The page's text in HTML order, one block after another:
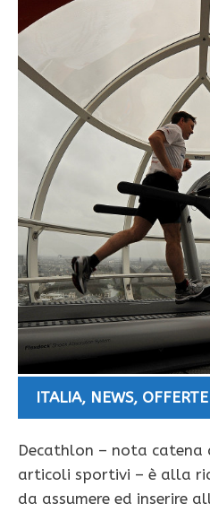
ITALIA, NEWS,
Decathlon – nota
articoli sportivi – è alla
da assumere ed inserire